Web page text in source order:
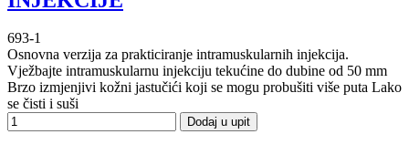
693-1
Osnovna verzija za prakticiranje intramuskularnih injekcija.
Vježbajte intramuskularnu injekciju tekućine do dubine od 50 mm
Brzo izmjenjivi kožni jastučići koji se mogu probušiti više puta Lako
se čisti i suši
Dodaj u upit